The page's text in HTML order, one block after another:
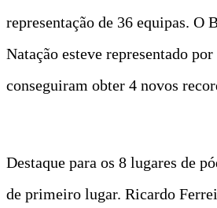
representação de 36 equipas. O
Natação esteve representado
conseguiram obter 4 novos
Destaque para os 8 lugares de
de primeiro lugar. Ricardo